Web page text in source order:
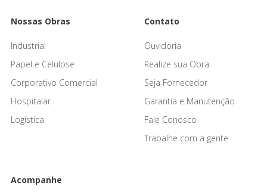
Nossas Obras
Industrial
Papel e Celulose
Corporativo Comercial
Hospitalar
Logística
Contato
Ouvidoria
Realize sua Obra
Seja Fornecedor
Garantia e Manutenção
Fale Conosco
Trabalhe com a gente
Acompanhe